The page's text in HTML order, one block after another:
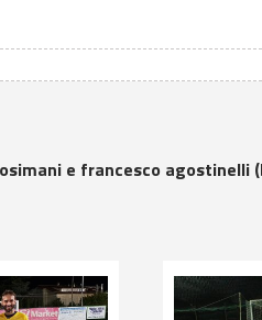
e francesco agostinelli